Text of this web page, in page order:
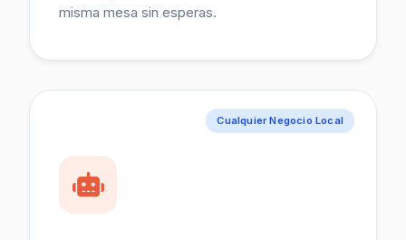
misma mesa sin esperas.
Cualquier Negocio Local